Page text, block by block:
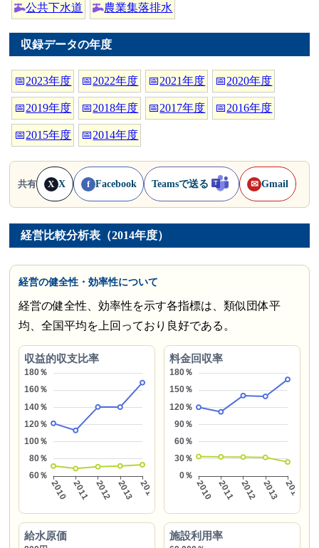
公共下水道 農業集落排水
収録データの年度
📅2023年度 📅2022年度 📅2021年度 📅2020年度
📅2019年度 📅2018年度 📅2017年度 📅2016年度
📅2015年度 📅2014年度
共有 X X f Facebook Teamsで送る ✉ Gmail
経営比較分析表（2014年度）
経営の健全性・効率性について
経営の健全性、効率性を示す各指標は、類似団体平
均、全国平均を上回っており良好である。
収益的収支比率 料金回収率
給水原価 施設利用率